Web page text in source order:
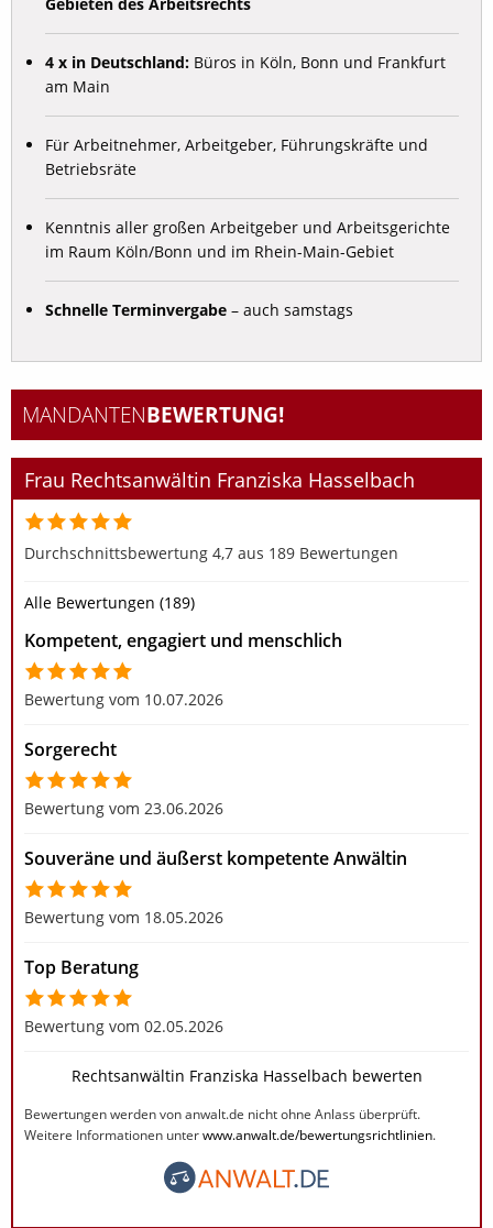
4 x in Deutschland: Büros in Köln, Bonn und Frankfurt
am Main
Für Arbeitnehmer, Arbeitgeber, Führungskräfte und
Betriebsräte
Kenntnis aller großen Arbeitgeber und Arbeitsgerichte
im Raum Köln/Bonn und im Rhein-Main-Gebiet
Schnelle Terminvergabe – auch samstags
MANDANTEN­BEWERTUNG!
Frau Rechtsanwältin Franziska Hasselbach
Durchschnittsbewertung 4,7 aus 189 Bewertungen
Alle Bewertungen (189)
Kompetent, engagiert und menschlich
Bewertung vom 10.07.2026
Sorgerecht
Bewertung vom 23.06.2026
Souveräne und äußerst kompetente Anwältin
Bewertung vom 18.05.2026
Top Beratung
Bewertung vom 02.05.2026
Rechtsanwältin Franziska Hasselbach bewerten
Bewertungen werden von anwalt.de nicht ohne Anlass überprüft.
Weitere Informationen unterwww.anwalt.de/bewertungsrichtlinien.